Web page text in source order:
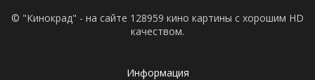
© "Кинокрад" - на сайте 128959 кино картины с хорошим HD
качеством.
Информация